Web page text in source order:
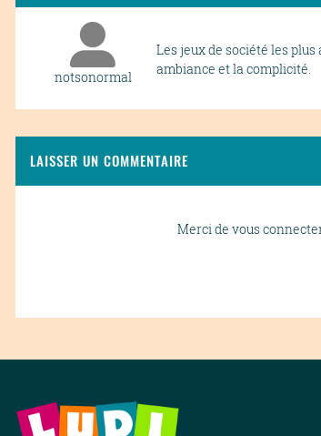
notsonormal
Les jeux de société les
ambiance et la complicité.
LAISSER UN COMMENTAIRE
Merci de vous